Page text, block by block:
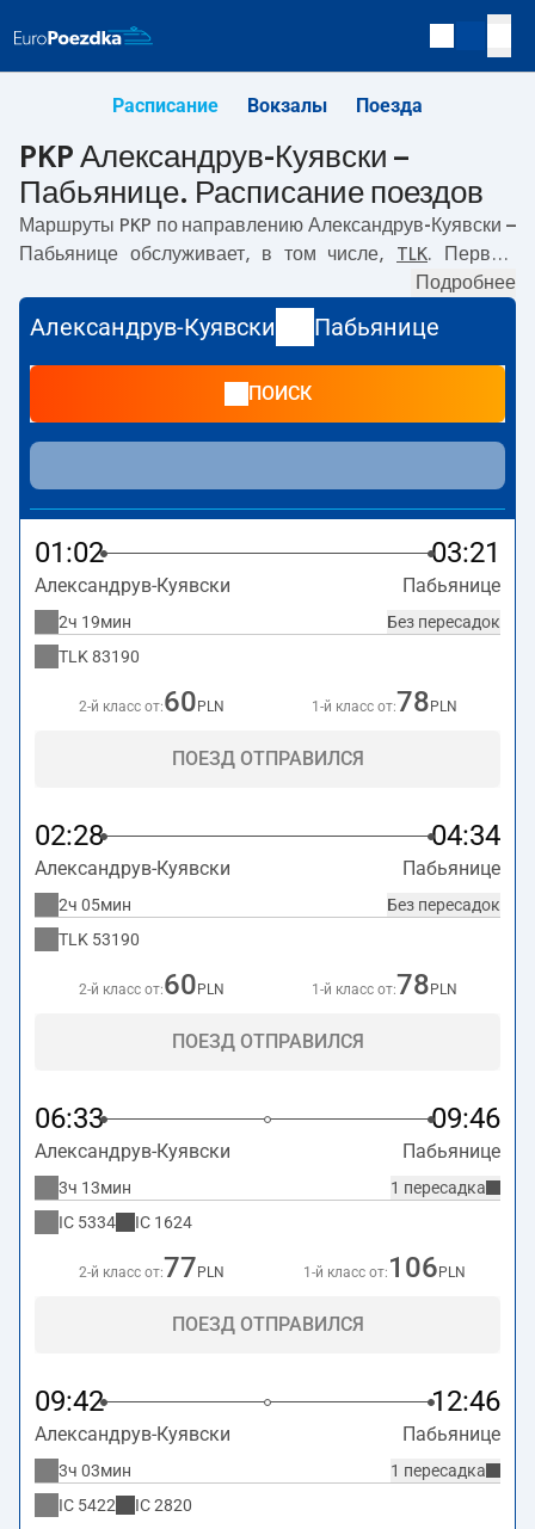
Расписание Вокзалы Поезда
PKP Александрув-Куявски –
Пабьянице. Расписание поездов
Маршруты PKP по направлению Александрув-Куявски –
Пабьянице обслуживает, в том числе, TLK. Первый
с вокзала PKP
отправляется в 19:41. Самое быстрое путешествие
предлагает прямой поездKORSARZ. Поездка на нём
. По маршрутуАлександрув-Куявски
Пабьяницетакже курсируют другие поезда:IC Intercity-
предлагают более низкую цену билета и, как правило,
более долгое время в пути. Поезд заканчивает маршрут
на станции Пабьянице.
Подробнее
Александрув-Куявски Пабьянице
ПОИСК
01:02 03:21
Александрув-Куявски Пабьянице
Без пересадок
2ч 19мин
TLK 83190
2-й класс от:60 PLN 1-й класс от:78 PLN
ПОЕЗД ОТПРАВИЛСЯ
02:28 04:34
Александрув-Куявски Пабьянице
Без пересадок
2ч 05мин
TLK 53190
2-й класс от:60 PLN 1-й класс от:78 PLN
ПОЕЗД ОТПРАВИЛСЯ
06:33 09:46
Александрув-Куявски Пабьянице
1 пересадка
3ч 13мин
IC 5334 IC 1624
2-й класс от:77 PLN 1-й класс от: 106 PLN
ПОЕЗД ОТПРАВИЛСЯ
09:42 12:46
Александрув-Куявски Пабьянице
1 пересадка
3ч 03мин
IC 5422 IC2820